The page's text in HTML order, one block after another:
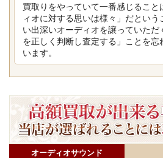
買取りをやっていて一番感じること
ィオに対する思いは様々」だとい
い出深いオーディオを譲っていただ
を正しく判断し査定する」ことを忘
います。
オーディオサウンド